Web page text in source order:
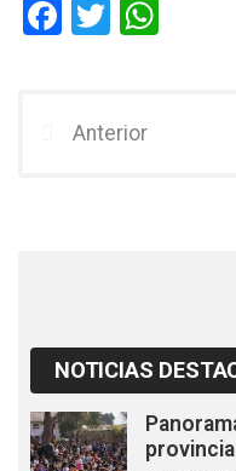
F
b
T
er
Anterior
NOTICIAS